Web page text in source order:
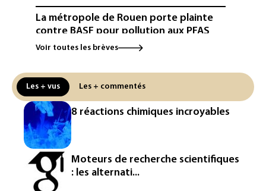
La métropole de Rouen porte plainte
contre BASF pour pollution aux PFAS
Canicule: à l'arrêt depuis fin juillet, la
réseau
Véhicules de livraison autonomes: la
France ouvre la voie à leur
homologation
Iris³: Eutelsat investira 3,4 milliards
d'euros dans la future constellation
européenne
Voir toutes les brèves
Les + vus Les + commentés
8 réactions chimiques incroyables
Moteurs de recherche scientifiques
: les alternati...